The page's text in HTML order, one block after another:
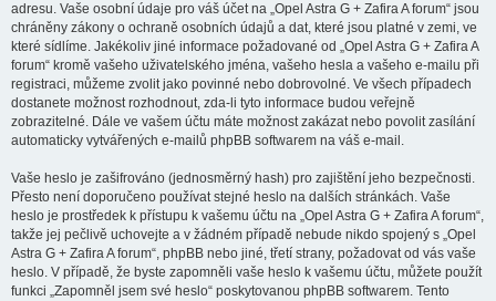
adresu. Vaše osobní údaje pro váš účet na „Opel Astra G + Zafira A forum“ jsou
chráněny zákony o ochraně osobních údajů a dat, které jsou platné v zemi, ve
které sídlíme. Jakékoliv jiné informace požadované od „Opel Astra G + Zafira A
forum“ kromě vašeho uživatelského jména, vašeho hesla a vašeho e-mailu při
registraci, můžeme zvolit jako povinné nebo dobrovolné. Ve všech případech
dostanete možnost rozhodnout, zda-li tyto informace budou veřejně
zobrazitelné. Dále ve vašem účtu máte možnost zakázat nebo povolit zasílání
automaticky vytvářených e-mailů phpBB softwarem na váš e-mail.
Vaše heslo je zašifrováno (jednosměrný hash) pro zajištění jeho bezpečnosti.
Přesto není doporučeno používat stejné heslo na dalších stránkách. Vaše
heslo je prostředek k přístupu k vašemu účtu na „Opel Astra G + Zafira A forum“,
takže jej pečlivě uchovejte a v žádném případě nebude nikdo spojený s „Opel
Astra G + Zafira A forum“, phpBB nebo jiné, třetí strany, požadovat od vás vaše
heslo. V případě, že byste zapomněli vaše heslo k vašemu účtu, můžete použít
funkci „Zapomněl jsem své heslo“ poskytovanou phpBB softwarem. Tento